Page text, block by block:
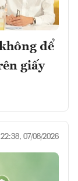
để
giấy
22:38, 07/08/2026